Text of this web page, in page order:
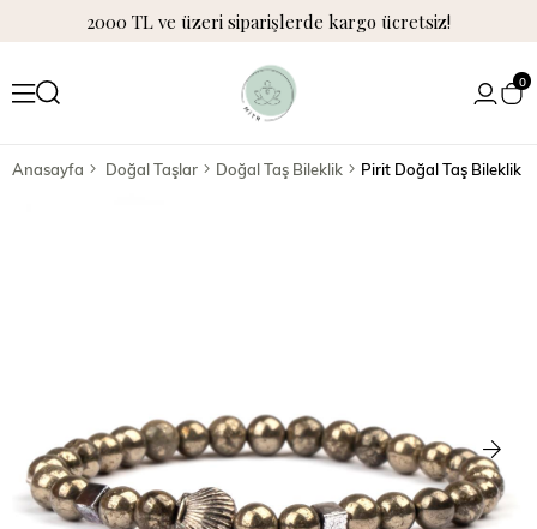
2000 TL ve üzeri siparişlerde kargo ücretsiz!
0
Anasayfa Doğal Taşlar Doğal Taş Bileklik Pirit Doğal Taş Bileklik